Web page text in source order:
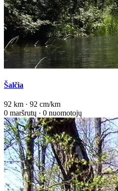
Šalčia
92 km · 92 cm/km
0 maršrutų · 0 nuomotojų